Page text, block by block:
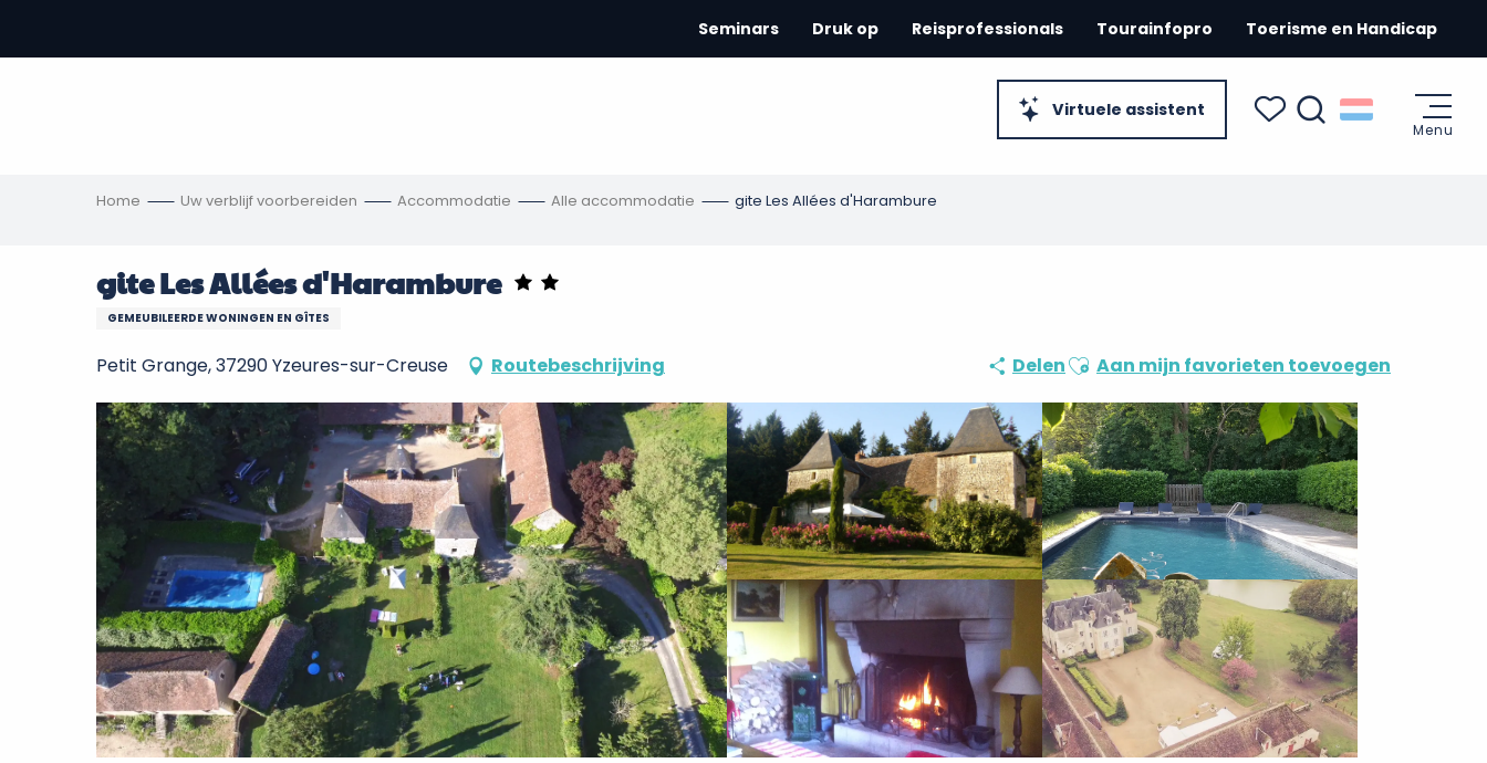
contenu
Virtuele assistent
Seminars Druk op Reisprofessionals Tourainfopro Toerisme en Handicap
Menu
Home Uw verblijf voorbereiden Accommodatie Alle accommodatie gite Les Allées d'Harambure
gite Les Allées d'Harambure
GEMEUBILEERDE WONINGEN EN GÎTES
Petit Grange, 37290 Yzeures-sur-Creuse Routebeschrijving DelenAjouter aux favoris
Aan mijn favorieten toevoegen